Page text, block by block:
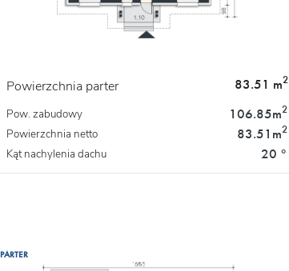
Powierzchnia parter 83.51 m2
Pow. zabudowy 106.85m2
Powierzchnia netto 83.51 m2
Kąt nachylenia dachu 20 °
PARTER